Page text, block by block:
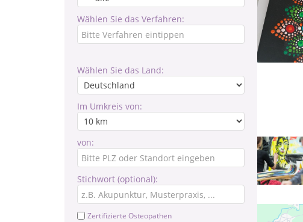
Wählen Sie das Verfahren:
Wählen Sie das Land:
Im Umkreis von:
von:
Stichwort (optional):
Zertifizierte Osteopathen